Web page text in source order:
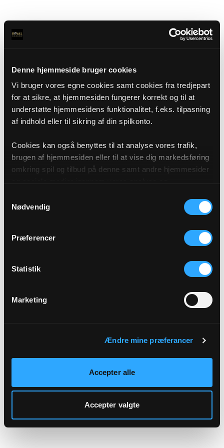
Denne hjemmeside bruger cookies
Vi bruger vores egne cookies samt cookies fra tredjepart
for at sikre, at hjemmesiden fungerer korrekt og til at
understøtte hjemmesidens funktionalitet, f.eks. tilpasning
af indhold eller til sikring af din spilkonto.
Cookies kan også benyttes til at analyse vores trafik,
brugen af hjemmesiden eller til at vise dig markedsføring
omkring spil og tilbud på denne samt andre hjemmesider
af cookies under "Detaljer" eller ved at klikke videre til
vores Cookiepolitik, som du finder i bunden af vores
Nødvendig
Præferencer
Statistik
Marketing
Ændre mine præferancer
Accepter alle
Accepter valgte